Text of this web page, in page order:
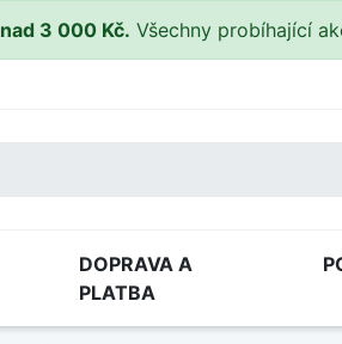
3 000 Kč. Všechny probíhající
DOPRAVA A
PLATBA